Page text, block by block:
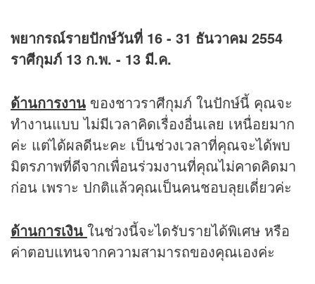
พยากรณ์รายปักษ์วันที่ 16 - 31 ธันวาคม 2554
ราศีกุมภ์ 13 ก.พ. - 13 มี.ค.
ด้านการงาน ของชาวราศีกุมภ์ ในปักษ์นี้ คุณจะ
ทำงานแบบ ไม่มีเวลาคิดเรื่องอื่นเลย เหนื่อยมาก
ค่ะ แต่ได้ผลดีนะคะ เป็นช่วงเวลาที่คุณจะได้พบ
มิตรภาพที่ดีจากเพื่อนร่วมงานที่คุณไม่คาดคิดมา
ก่อน เพราะ ปกติแล้วคุณเป็นคนชอบลุยเดี่ยวค่ะ
ด้านการเงิน ในช่วงนี้จะไดรับรายได้พิเศษ หรือ
ค่าตอบแทนจากความสามารถของคุณเองค่ะ